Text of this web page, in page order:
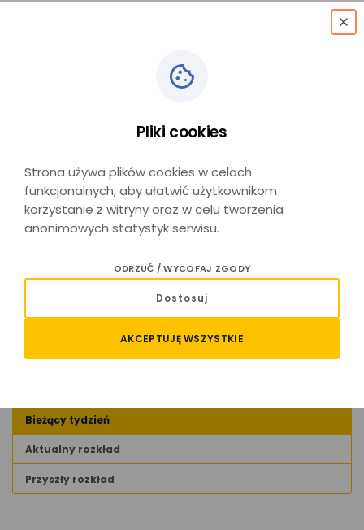
Komunikaty
Informacje o utrudnieniach
Linie kolejowe
Linie autobusowe
Bieżący tydzień
Aktualny rozkład
Przyszły rozkład
Pliki cookies
Strona używa plików cookies w celach
funkcjonalnych, aby ułatwić użytkownikom
korzystanie z witryny oraz w celu tworzenia
anonimowych statystyk serwisu.
ODRZUĆ / WYCOFAJ ZGODY
Dostosuj
AKCEPTUJĘ WSZYSTKIE